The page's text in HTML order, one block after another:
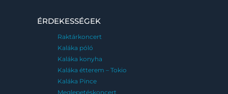
ÉRDEKESSÉGEK
Raktárkoncert
Kaláka póló
Kaláka konyha
Kaláka étterem – Tokio
Kaláka Pince
Meglepetéskoncert